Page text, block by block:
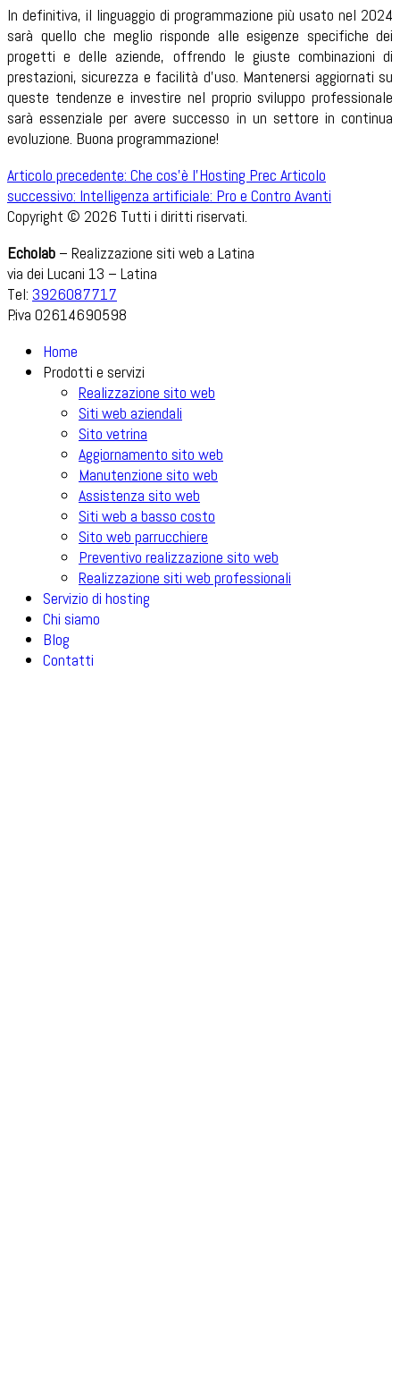
In definitiva, il linguaggio di programmazione più usato nel 2024
sarà quello che meglio risponde alle esigenze specifiche dei
progetti e delle aziende, offrendo le giuste combinazioni di
prestazioni, sicurezza e facilità d'uso. Mantenersi aggiornati su
queste tendenze e investire nel proprio sviluppo professionale
sarà essenziale per avere successo in un settore in continua
evoluzione. Buona programmazione!
Articolo precedente: Che cos'è l'Hosting Prec Articolo
successivo: Intelligenza artificiale: Pro e Contro Avanti
Copyright © 2026 Tutti i diritti riservati.
Echolab – Realizzazione siti web a Latina
via dei Lucani 13 – Latina
Tel: 3926087717
P.iva 02614690598
Home
Prodotti e servizi
Realizzazione sito web
Siti web aziendali
Sito vetrina
Aggiornamento sito web
Manutenzione sito web
Assistenza sito web
Siti web a basso costo
Sito web parrucchiere
Preventivo realizzazione sito web
Realizzazione siti web professionali
Servizio di hosting
Chi siamo
Blog
Contatti